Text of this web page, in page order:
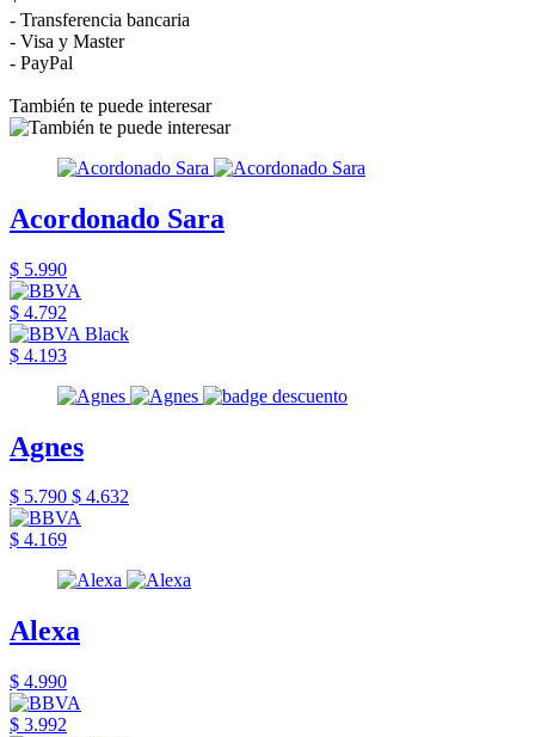
- Transferencia bancaria
- Visa y Master
- PayPal
También te puede interesar
Acordonado Sara
$ 5.990
$ 4.792
$ 4.193
Agnes
$ 5.790 $ 4.632
$ 4.169
Alexa
$ 4.990
$ 3.992